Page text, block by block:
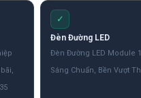
✓
Đèn Đường LED
Đèn Đường LED Module
Sáng Chuẩn, Bền Vượt